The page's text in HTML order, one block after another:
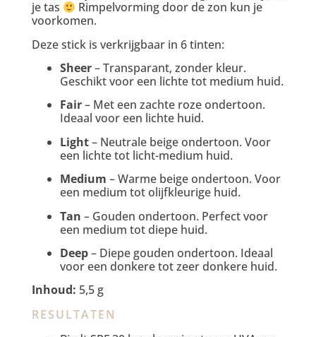
je tas
Rimpelvorming door de zon kun je
voorkomen.
Deze stick is verkrijgbaar in 6 tinten:
Sheer– Transparant, zonder kleur.
Geschikt voor een lichte tot medium huid.
Fair– Met een zachte roze ondertoon.
Ideaal voor een lichte huid.
Light– Neutrale beige ondertoon. Voor
een lichte tot licht-medium huid.
Medium – Warme beige ondertoon. Voor
een medium tot olijfkleurige huid.
Tan – Gouden ondertoon. Perfect voor
een medium tot diepe huid.
Deep– Diepe gouden ondertoon. Ideaal
voor een donkere tot zeer donkere huid.
Inhoud: 5,5 g
RESULTATEN